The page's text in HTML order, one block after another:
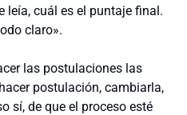
leía, cuál es el puntaje final.
claro».
las postulaciones las
postulación, cambiarla,
sí, de que el proceso esté